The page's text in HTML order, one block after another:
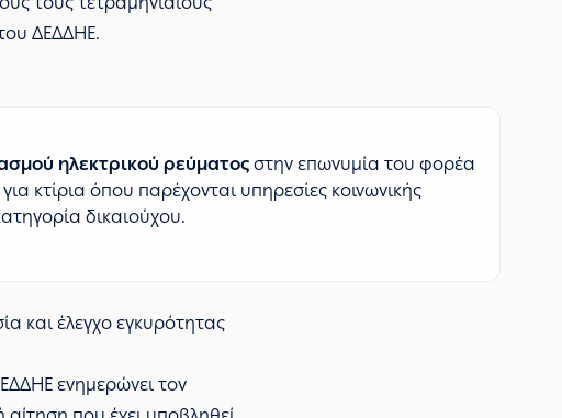
ΔΕΔΔΗΕ.
ηλεκτρικού ρεύματος στην επωνυμία του φορέα
κτίρια όπου παρέχονται υπηρεσίες κοινωνικής
δικαιούχου.
και έλεγχο εγκυρότητας
ενημερώνει τον